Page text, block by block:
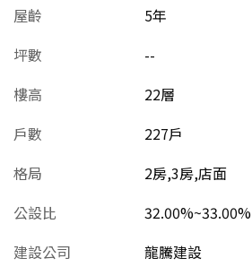
屋齡
5年
坪數
--
樓高
22層
戶數
227戶
格局
2房,3房,店面
公設比
32.00%~33.00%
建設公司
龍騰建設